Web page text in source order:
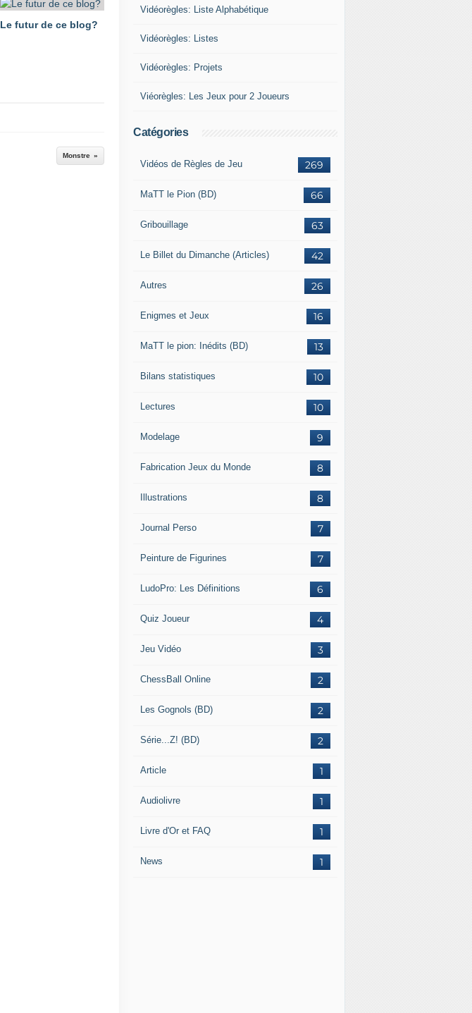
Le futur de ce blog?
Monstre
Vidéorègles: Liste Alphabétique
Vidéorègles: Listes
Vidéorègles: Projets
Viéorègles: Les Jeux pour 2 Joueurs
Catégories
269
Vidéos de Règles de Jeu
66
MaTT le Pion (BD)
63
Gribouillage
42
Le Billet du Dimanche (Articles)
26
Autres
16
Enigmes et Jeux
13
MaTT le pion: Inédits (BD)
10
Bilans statistiques
10
Lectures
9
Modelage
8
Fabrication Jeux du Monde
8
Illustrations
7
Journal Perso
7
Peinture de Figurines
6
LudoPro: Les Définitions
4
Quiz Joueur
3
Jeu Vidéo
2
ChessBall Online
2
Les Gognols (BD)
2
Série...Z! (BD)
1
Article
1
Audiolivre
1
Livre d'Or et FAQ
1
News